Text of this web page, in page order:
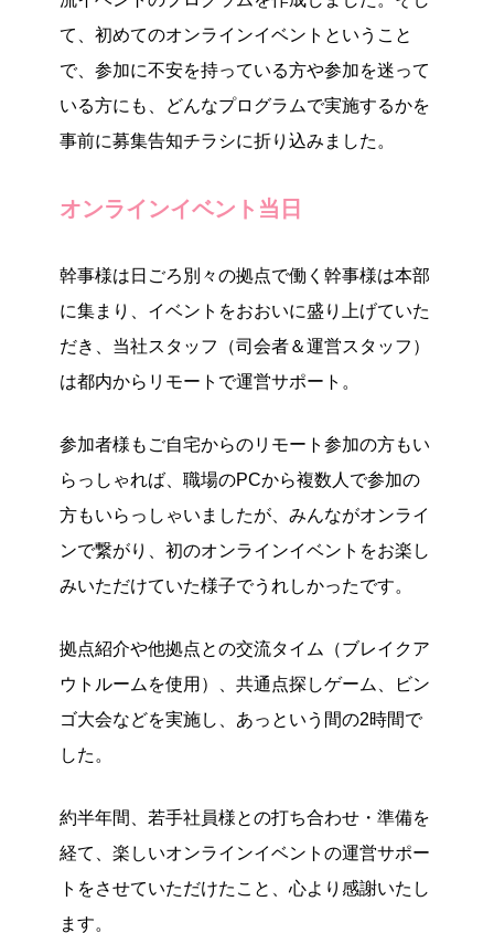
て、初めてのオンラインイベントということ
で、参加に不安を持っている方や参加を迷って
いる方にも、どんなプログラムで実施するかを
事前に募集告知チラシに折り込みました。
オンラインイベント当日
幹事様は日ごろ別々の拠点で働く幹事様は本部
に集まり、イベントをおおいに盛り上げていた
だき、当社スタッフ（司会者＆運営スタッフ）
は都内からリモートで運営サポート。
参加者様もご自宅からのリモート参加の方もい
らっしゃれば、職場のPCから複数人で参加の
方もいらっしゃいましたが、みんながオンライ
ンで繋がり、初のオンラインイベントをお楽し
みいただけていた様子でうれしかったです。
拠点紹介や他拠点との交流タイム（ブレイクア
ウトルームを使用）、共通点探しゲーム、ビン
ゴ大会などを実施し、あっという間の2時間で
した。
約半年間、若手社員様との打ち合わせ・準備を
経て、楽しいオンラインイベントの運営サポー
トをさせていただけたこと、心より感謝いたし
ます。